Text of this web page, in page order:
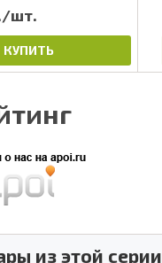
шт.
КУПИТЬ
из этой серии